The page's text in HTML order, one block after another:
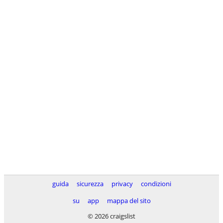
guida sicurezza privacy
condizioni
su
app
mappa del sito
© 2026 craigslist